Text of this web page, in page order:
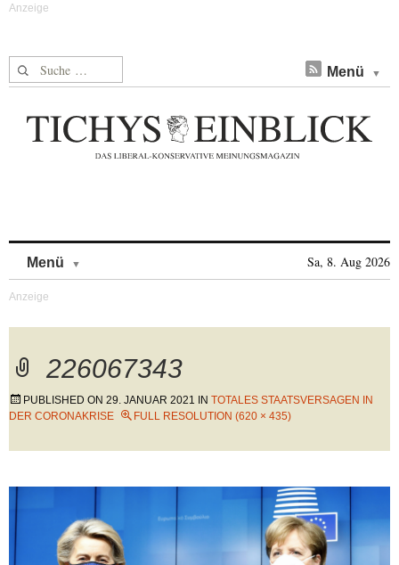
Suche nach: Menü
Menü Sa, 8. Aug 2026
226067343
PUBLISHED ON 29. JANUAR 2021 IN TOTALES STAATSVERSAGEN IN
DER CORONAKRISE
FULL RESOLUTION (620 × 435)